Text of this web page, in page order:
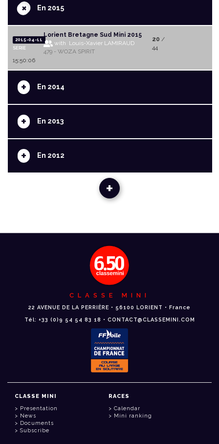
+En 2015
2015-04-11
SERIE
Lorient Bretagne Sud Mini 2015
with Louis-Xavier LAMIRAUD
479 - WOZA SPIRIT
20 /
44
15:50:06
+ En 2014
+ En 2013
+ En 2012
+
CLASSE MINI
22 AVENUE DE LA PERRIÈRE • 56100 LORIENT • France
Tél: +33 (0)9 54 54 83 18 • CONTACT@CLASSEMINI.COM
CLASSE MINI
Presentation
News
Documents
Subscribe
RACES
Calendar
Mini ranking